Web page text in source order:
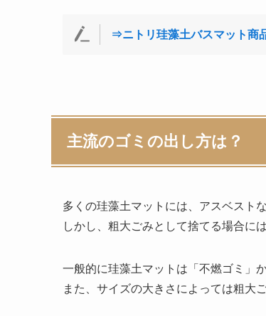
⇒ニトリ珪藻土バスマット商
主流のゴミの出し方は？
多くの珪藻土マットには、アスベスト
しかし、粗大ごみとして捨てる場合に
一般的に珪藻土マットは「不燃ゴミ」
また、サイズの大きさによっては粗大